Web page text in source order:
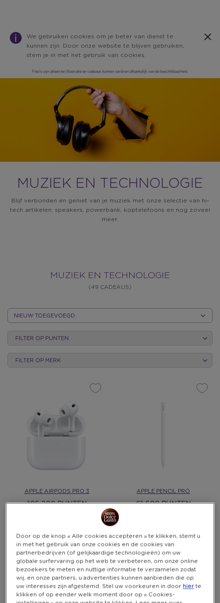
We gebruiken cookies om je beter van dienst te
kunnen zijn. Door onze website te blijven gebruiken,
stem je in met het gebruik van cookies.
successfully!
Foto’s zijn alleen ter illustratie en cadeaus kunnen variëren afhankelijk van de beschikbaarheid.
MUZIEK EN TECHNOLOGIE
Blijf verbonden en geniet van je muziek met onze selectie van hi-
tech artikelen: speakers, powerbank, koptelefoons en nog zoveel
meer.
MUZIEK
EN
MUZIEK EN TECHNOLOGIE
(49 CADEAUS)
OP
CATEGORIE
FILTER OP PUNTEN
FILTER OP MERK
APPLE AIRPODS PRO 3
105,200 PUNTEN
APPLE PENCIL PRO
61,500 PUNTEN
Door op de knop « Alle cookies accepteren » te klikken, stemt u
in met het gebruik van onze cookies en de cookies van
partnerbedrijven (of gelijkaardige technologieën) om uw
globale surfervaring op het web te verbeteren, om onze online
bezoekers te meten en nuttige informatie te verzamelen zodat
wij, en onze partners, u advertenties kunnen aanbieden die op
uw interesses zijn afgestemd. Stel uw voorkeuren in door hier te
klikken of op eender welk moment door op « Cookies-